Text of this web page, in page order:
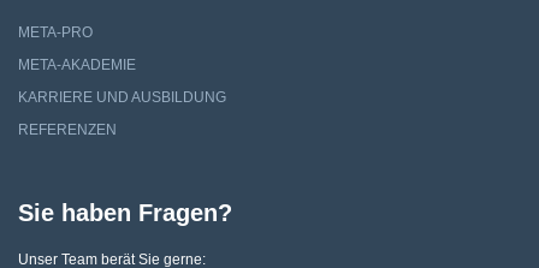
META-PRO
META-AKADEMIE
KARRIERE UND AUSBILDUNG
REFERENZEN
Sie haben Fragen?
Unser Team berät Sie gerne: